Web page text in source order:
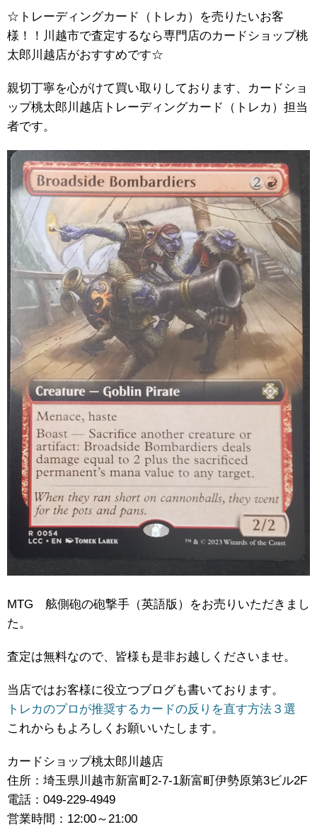
☆トレーディングカード（トレカ）を売りたいお客
様！！川越市で査定するなら専門店のカードショップ桃
太郎川越店がおすすめです☆
親切丁寧を心がけて買い取りしております、カードショ
ップ桃太郎川越店トレーディングカード（トレカ）担当
者です。
MTG 舷側砲の砲撃手（英語版）をお売りいただきまし
た。
査定は無料なので、皆様も是非お越しくださいませ。
当店ではお客様に役立つブログも書いております。
トレカのプロが推奨するカードの反りを直す方法３選
これからもよろしくお願いいたします。
カードショップ桃太郎川越店
住所：埼玉県川越市新富町2-7-1新富町伊勢原第3ビル2F
電話：049-229-4949
営業時間：12:00～21:00